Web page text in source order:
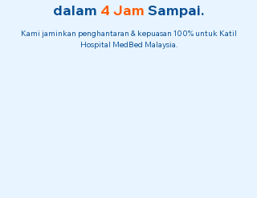
dalam 4 Jam Sampai.
Kami jaminkan penghantaran & kepuasan 100% untuk Katil
Hospital MedBed Malaysia.